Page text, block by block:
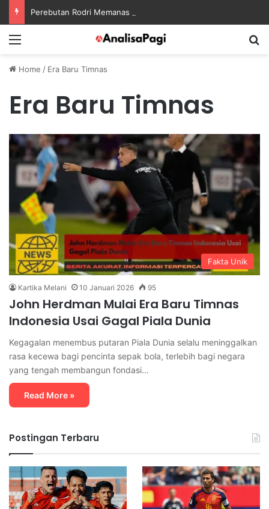
Home / Era Baru Timnas
Era Baru Timnas
Fakta Unik
Kartika Melani 10 Januari 2026 95
John Herdman Mulai Era Baru Timnas
Indonesia Usai Gagal Piala Dunia
Kegagalan menembus putaran Piala Dunia selalu meninggalkan
rasa kecewa bagi pencinta sepak bola, terlebih bagi negara
yang tengah membangun fondasi…
Read More »
Postingan Terbaru